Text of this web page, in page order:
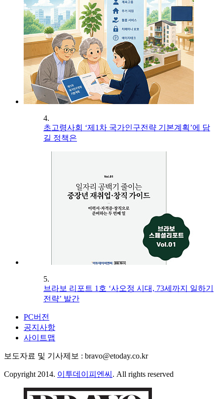
4.
초고령사회 ‘제1차 국가인구전략 기본계획’에 담
길 정책은
5.
브라보 리포트 1호 ‘사오정 시대, 73세까지 일하기
전략’ 발간
PC버전
공지사항
사이트맵
보도자료 및 기사제보 : bravo@etoday.co.kr
Copyright 2014. 이투데이피엔씨 . All rights reserved